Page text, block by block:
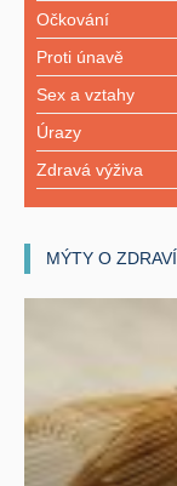
Očkování
Proti únavě
Sex a vztahy
Úrazy
Zdravá výživa
MÝTY O ZDRAVÍ